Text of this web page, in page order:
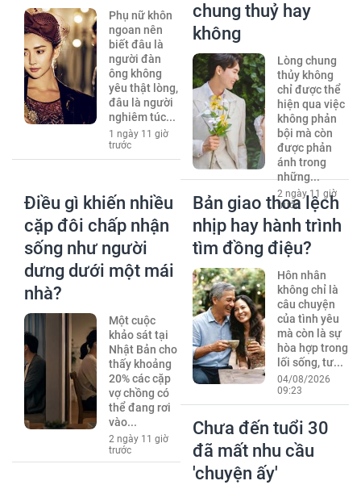
Phụ nữ khôn
ngoan nên
biết đâu là
người đàn
ông không
yêu thật lòng,
đâu là người
nghiêm túc...
1 ngày 11 giờ
trước
chung thuỷ hay
không
Lòng chung
thủy không
chỉ được thể
hiện qua việc
không phản
bội mà còn
được phản
ánh trong
những...
2 ngày 11 giờ
trước
Điều gì khiến nhiều
cặp đôi chấp nhận
sống như người
dưng dưới một mái
nhà?
Một cuộc
khảo sát tại
Nhật Bản cho
thấy khoảng
20% các cặp
vợ chồng có
thể đang rơi
vào...
2 ngày 11 giờ
trước
Bản giao thoa lệch
nhịp hay hành trình
tìm đồng điệu?
Hôn nhân
không chỉ là
câu chuyện
của tình yêu
mà còn là sự
hòa hợp trong
lối sống, tư...
04/08/2026
09:23
Chưa đến tuổi 30
đã mất nhu cầu
'chuyện ấy'